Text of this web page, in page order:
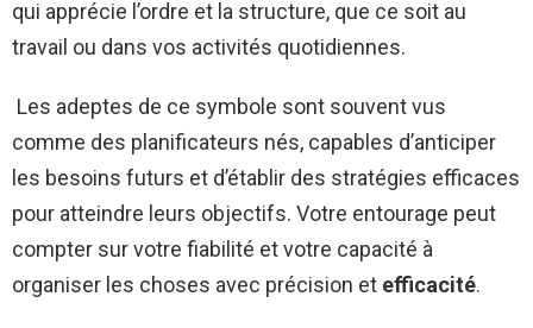
qui apprécie l’ordre et la structure, que ce soit au
travail ou dans vos activités quotidiennes.
Les adeptes de ce symbole sont souvent vus
comme des planificateurs nés, capables d’anticiper
les besoins futurs et d’établir des stratégies efficaces
pour atteindre leurs objectifs. Votre entourage peut
compter sur votre fiabilité et votre capacité à
organiser les choses avec précision et efficacité.